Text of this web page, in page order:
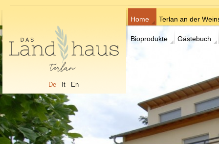
De It En
Home Terlan an der
Bioprodukte Gästebuch